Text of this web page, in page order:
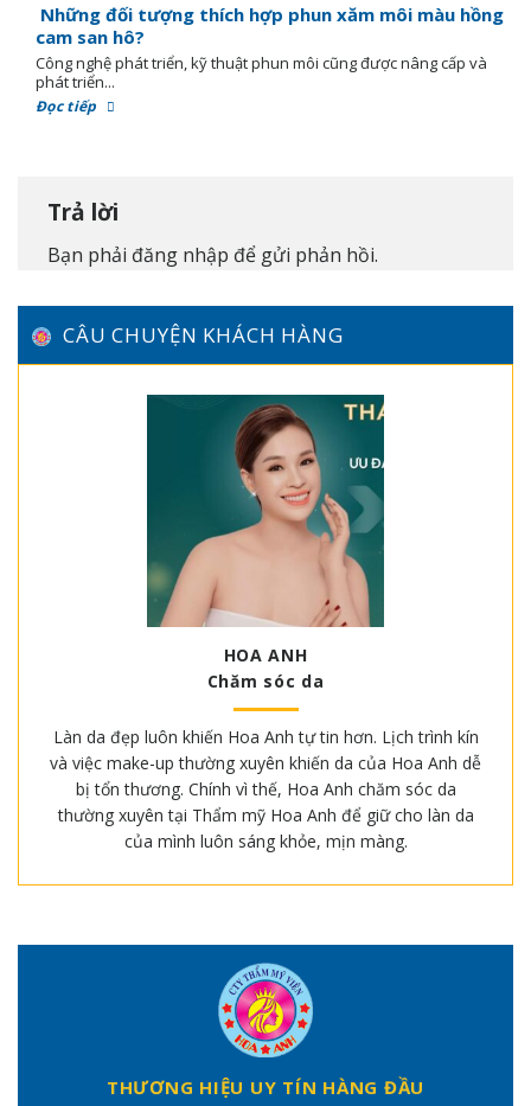
Những đối tượng thích hợp phun xăm môi màu hồng
cam san hô?
Công nghệ phát triển, kỹ thuật phun môi cũng được nâng cấp và
phát triển...
Đọc tiếp
Trả lời
Bạn phải đăng nhập để gửi phản hồi.
CÂU CHUYỆN KHÁCH HÀNG
HOA ANH
Chăm sóc da
Làn da đẹp luôn khiến Hoa Anh tự tin hơn. Lịch trình kín
và việc make-up thường xuyên khiến da của Hoa Anh dễ
bị tổn thương. Chính vì thế, Hoa Anh chăm sóc da
thường xuyên tại Thẩm mỹ Hoa Anh để giữ cho làn da
của mình luôn sáng khỏe, mịn màng.
THƯƠNG HIỆU UY TÍN HÀNG ĐẦU